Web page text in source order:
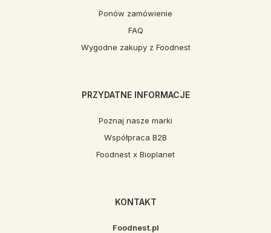
Ponów zamówienie
FAQ
Wygodne zakupy z Foodnest
PRZYDATNE INFORMACJE
Poznaj nasze marki
Współpraca B2B
Foodnest x Bioplanet
KONTAKT
Foodnest.pl